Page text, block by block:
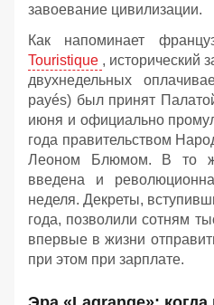
завоевание цивилизации.
Как напоминает
Touristique , исторический
двухнедельных
payés) был принят
июня и официально
года правительством
Леоном Блюмом. В то
введена и
неделя. Декреты,
года, позволили сотням
впервые в жизни
при этом при зарплате.